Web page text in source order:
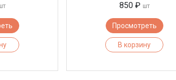
850 ₽ шт
Просмотреть
В корзину